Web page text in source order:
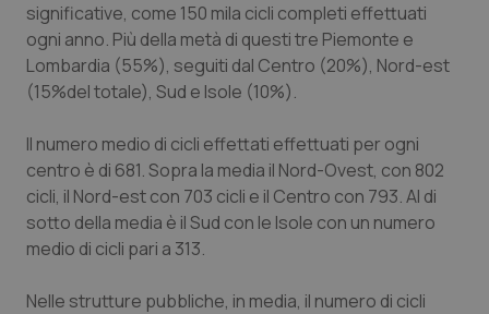
significative, come 150 mila cicli completi effettuati
ogni anno. Più della metà di questi tre Piemonte e
Lombardia (55%), seguiti dal Centro (20%), Nord-est
(15%del totale), Sud e Isole (10%).
Il numero medio di cicli effettati effettuati per ogni
centro è di 681. Sopra la media il Nord-Ovest, con 802
cicli, il Nord-est con 703 cicli e il Centro con 793. Al di
sotto della media è il Sud con le Isole con un numero
medio di cicli pari a 313.
Nelle strutture pubbliche, in media, il numero di cicli